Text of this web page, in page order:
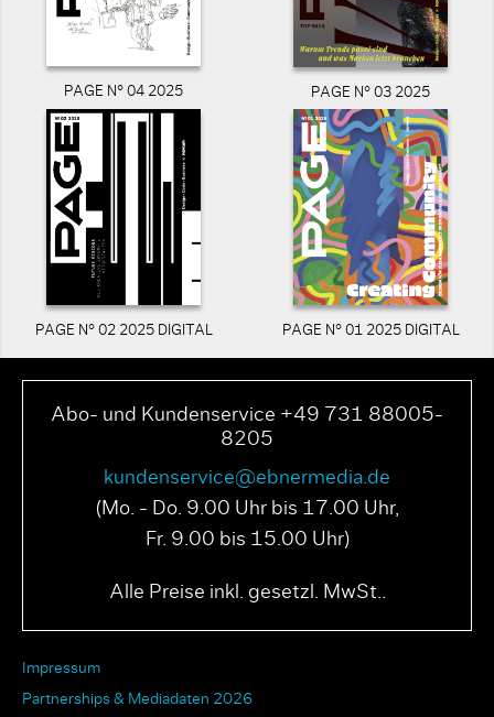
PAGE N° 04 2025 PAGE N° 03 2025
PAGE N° 02 2025 DIGITAL PAGE N° 01 2025 DIGITAL
Abo- und Kundenservice +49 731 88005-
8205
kundenservice@ebnermedia.de
(Mo. - Do. 9.00 Uhr bis 17.00 Uhr,
Fr. 9.00 bis 15.00 Uhr)
Alle Preise inkl. gesetzl. MwSt..
Impressum
Partnerships & Mediadaten 2026